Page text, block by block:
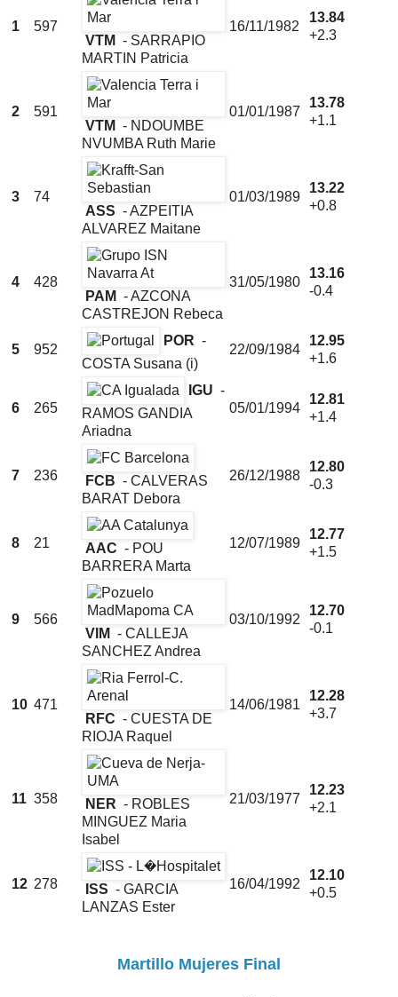
1
597
VTM - SARRAPIO
MARTIN Patricia
16/11/1982
13.84
+2.3
2
591
VTM - NDOUMBE
NVUMBA Ruth Marie
01/01/1987
13.78
+1.1
3
74
ASS - AZPEITIA
ALVAREZ Maitane
01/03/1989
13.22
+0.8
4
428
PAM - AZCONA
CASTREJON Rebeca
31/05/1980
13.16
-0.4
5 952
POR -
COSTA Susana (i)
22/09/1984
12.95
+1.6
6 265
IGU -
RAMOS GANDIA
Ariadna
05/01/1994
12.81
+1.4
7 236 FCB - CALVERAS
BARAT Debora
26/12/1988
12.80
-0.3
8 21 AAC - POU
BARRERA Marta
12/07/1989
12.77
+1.5
9
566
VIM - CALLEJA
SANCHEZ Andrea
03/10/1992
12.70
-0.1
10 471
RFC - CUESTA DE
RIOJA Raquel
14/06/1981
12.28
+3.7
11 358 NER - ROBLES
MINGUEZ Maria
Isabel
21/03/1977
12.23
+2.1
12 278 ISS - GARCIA
LANZAS Ester
16/04/1992
12.10
+0.5
Martillo Mujeres Final